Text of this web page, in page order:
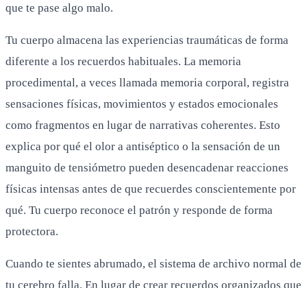
que te pase algo malo.
Tu cuerpo almacena las experiencias traumáticas de forma
diferente a los recuerdos habituales. La memoria
procedimental, a veces llamada memoria corporal, registra
sensaciones físicas, movimientos y estados emocionales
como fragmentos en lugar de narrativas coherentes. Esto
explica por qué el olor a antiséptico o la sensación de un
manguito de tensiómetro pueden desencadenar reacciones
físicas intensas antes de que recuerdes conscientemente por
qué. Tu cuerpo reconoce el patrón y responde de forma
protectora.
Cuando te sientes abrumado, el sistema de archivo normal de
tu cerebro falla. En lugar de crear recuerdos organizados que